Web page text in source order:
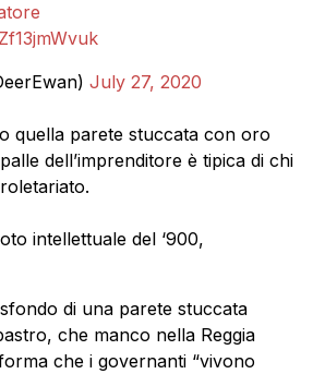
July 27, 2020
quella parete stuccata con oro
dell’imprenditore è tipica di chi
intellettuale del ‘900,
di una parete stuccata
che manco nella Reggia
che i governanti “vivono